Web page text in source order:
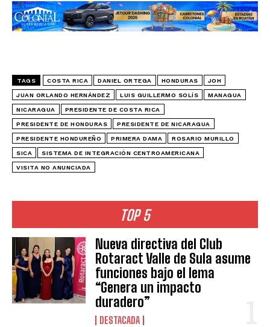
TOP 5
Nueva directiva del Club
Rotaract Valle de Sula asume
funciones bajo el lema
“Genera un impacto
duradero”
DESTACADA
TAGS COSTA RICA DANIEL ORTEGA HONDURAS JOH
JUAN ORLANDO HERNÁNDEZ LUIS GUILLERMO SOLÍS MANAGUA
NICARAGUA PRESIDENTE DE COSTA RICA
PRESIDENTE DE HONDURAS PRESIDENTE DE NICARAGUA
PRESIDENTE HONDUREÑO PRIMERA DAMA ROSARIO MURILLO
SICA SISTEMA DE INTEGRACIÓN CENTROAMERICANA
VISITA NO ANUNCIADA